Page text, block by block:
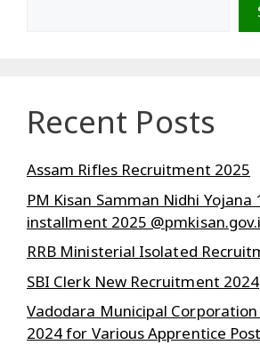
Recent Posts
Assam Rifles Recruitment 2025
PM Kisan Samman Nidhi Yojana
installment 2025
RRB Ministerial Isolated
SBI Clerk New Recruitment 2024
Vadodara Municipal
2024 for Various Apprentice